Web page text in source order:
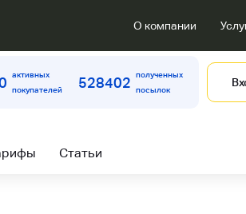
О компании
активных
покупателей
528402
полученных
посылок
Статьи